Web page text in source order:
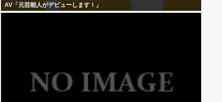
AV「元芸能人がデビューします！」